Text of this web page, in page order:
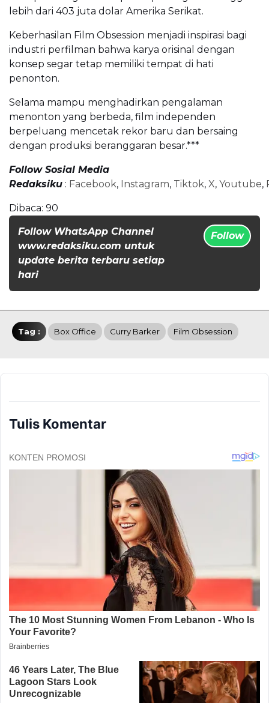
lebih dari 403 juta dolar Amerika Serikat.
Keberhasilan Film Obsession menjadi inspirasi bagi
industri perfilman bahwa karya orisinal dengan
konsep segar tetap memiliki tempat di hati
penonton.
Selama mampu menghadirkan pengalaman
menonton yang berbeda, film independen
berpeluang mencetak rekor baru dan bersaing
dengan produksi beranggaran besar.***
Follow Sosial Media
Redaksiku : Facebook, Instagram, Tiktok, X, Youtube,
Dibaca: 90
Follow WhatsApp Channel
www.redaksiku.com untuk
update berita terbaru setiap
hari
Follow
Tag : Box Office Curry Barker Film Obsession
Tulis Komentar